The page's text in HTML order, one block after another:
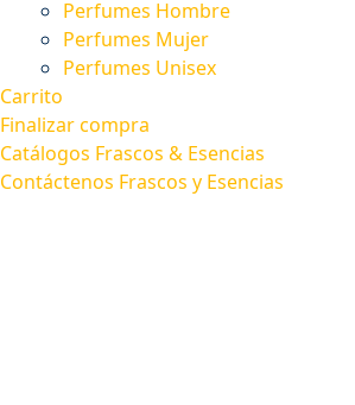
Perfumes Hombre
Perfumes Mujer
Perfumes Unisex
Carrito
Finalizar compra
Catálogos Frascos & Esencias
Contáctenos Frascos y Esencias